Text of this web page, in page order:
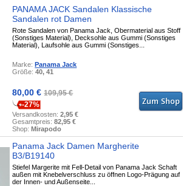
PANAMA JACK Sandalen Klassische
Sandalen rot Damen
Rote Sandalen von Panama Jack, Obermaterial aus Stoff
(Sonstiges Material), Decksohle aus Gummi (Sonstiges
Material), Laufsohle aus Gummi (Sonstiges...
Marke:Panama Jack
Größe:40, 41
80,00 €109,95 €
-27%
Versandkosten:2,95 €
Gesamtpreis:82,95 €
Shop:Mirapodo
Panama Jack Damen Margherite
B3/B19140
Stiefel Margerite mit Fell-Detail von Panama Jack Schaft
außen mit Knebelverschluss zu öffnen Logo-Prägung auf
der Innen- und Außenseite...